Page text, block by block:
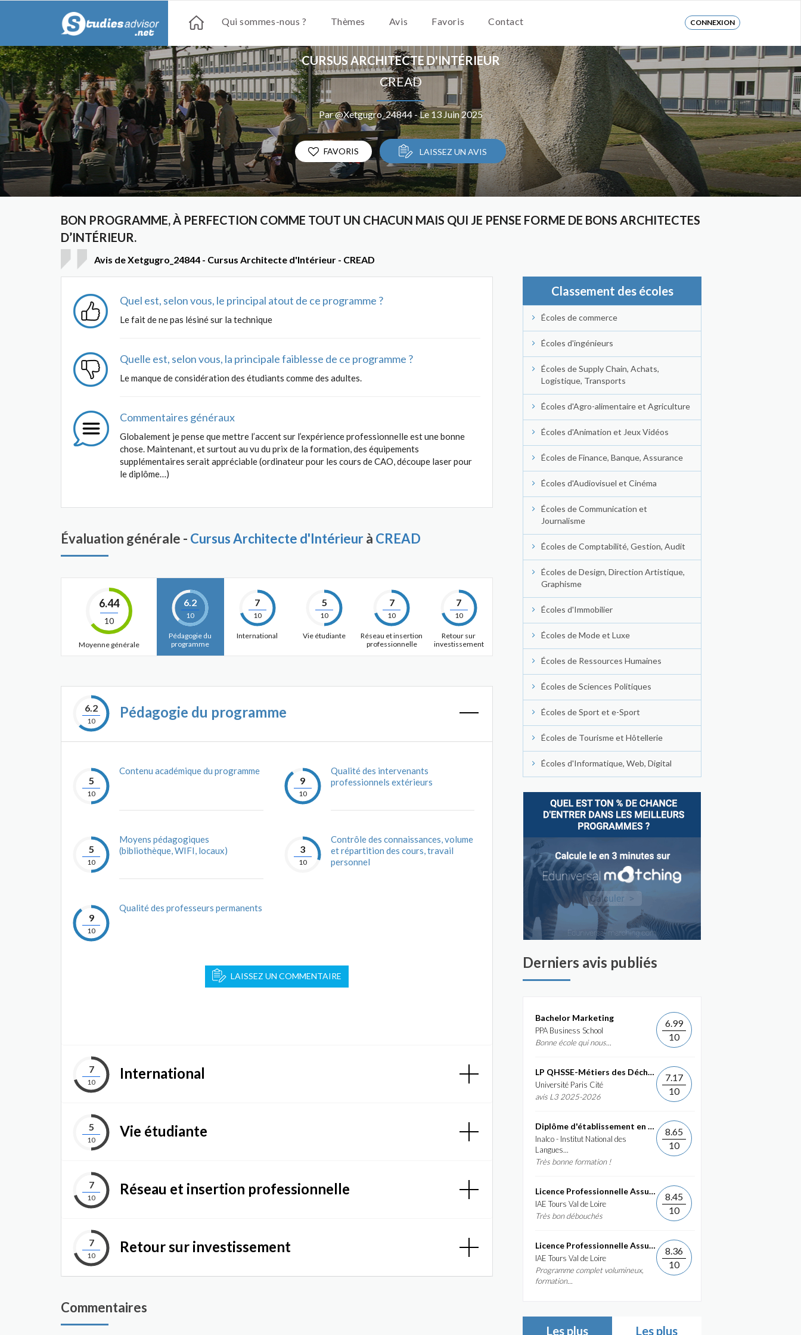
Qui sommes-nous ? Thèmes Avis Favoris Contact CONNEXION
CURSUS ARCHITECTE D'INTÉRIEUR
CREAD
Par @Xetgugro_24844 - Le 13 Juin 2025
FAVORIS LAISSEZ UN AVIS
BON PROGRAMME, À PERFECTION COMME TOUT UN CHACUN MAIS QUI JE PENSE FORME DE BONS ARCHITECTES
D’INTÉRIEUR.
Avis de Xetgugro_24844 - Cursus Architecte d'Intérieur - CREAD
Quel est, selon vous, le principal atout de ce programme ?
Le fait de ne pas lésiné sur la technique
Quelle est, selon vous, la principale faiblesse de ce programme ?
Le manque de considération des étudiants comme des adultes.
Commentaires généraux
Globalement je pense que mettre l’accent sur l’expérience professionnelle est une bonne
chose. Maintenant, et surtout au vu du prix de la formation, des équipements
supplémentaires serait appréciable (ordinateur pour les cours de CAO, découpe laser pour
le diplôme…)
Évaluation générale - Cursus Architecte d'Intérieurà CREAD
6.44
10
Moyenne générale
6.2
10
Pédagogie du
programme
7
10
International
5
10
Vie étudiante
7
10
Réseau et insertion
professionnelle
7
10
Retour sur
investissement
6.2
10
Pédagogie du programme
5
10
Contenu académique du programme
5
10
Moyens pédagogiques
(bibliothèque, WIFI, locaux)
9
10
Qualité des professeurs permanents
9
10
Qualité des intervenants
professionnels extérieurs
3
10
Contrôle des connaissances, volume
et répartition des cours, travail
personnel
LAISSEZ UN COMMENTAIRE
7
10
International
5
10
Vie étudiante
7
10
Réseau et insertion professionnelle
7
10
Retour sur investissement
Commentaires
Classement des écoles
Écoles de commerce
Écoles d'ingénieurs
Écoles de Supply Chain, Achats,
Logistique, Transports
Écoles d'Agro-alimentaire et Agriculture
Écoles d'Animation et Jeux Vidéos
Écoles de Finance, Banque, Assurance
Écoles d'Audiovisuel et Cinéma
Écoles de Communication et
Journalisme
Écoles de Comptabilité, Gestion, Audit
Écoles de Design, Direction Artistique,
Graphisme
Écoles d'Immobilier
Écoles de Mode et Luxe
Écoles de Ressources Humaines
Écoles de Sciences Politiques
Écoles de Sport et e-Sport
Écoles de Tourisme et Hôtellerie
Écoles d'Informatique, Web, Digital
Derniers avis publiés
Bachelor Marketing
PPA Business School
Bonne école qui nous...
6.99
10
LP QHSSE-Métiers des Déchets et de...
Université Paris Cité
avis L3 2025-2026
7.17
10
Diplôme d'établissement en Commerce International et...
Inalco - Institut National des
Langues...
Très bonne formation !
8.65
10
Licence Professionnelle Assurance, banque, finance :...
IAE Tours Val de Loire
Très bon débouchés
8.45
10
Licence Professionnelle Assurance, banque, finance :...
IAE Tours Val de Loire
Programme complet volumineux,
formation...
8.36
10
Les plus
Les plus